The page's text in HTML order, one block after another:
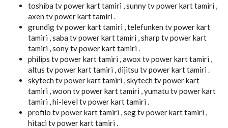
toshiba tv power kart tamiri , sunny tv power kart tamiri ,
axen tv power kart tamiri .
grundig tv power kart tamiri , telefunken tv power kart
tamiri , saba tv power kart tamiri , sharp tv power kart
tamiri , sony tv power kart tamiri .
philips tv power kart tamiri , awox tv power kart tamiri ,
altus tv power kart tamiri , dijitsu tv power kart tamiri .
skytech tv power kart tamiri , skytech tv power kart
tamiri , woon tv power kart tamiri , yumatu tv power kart
tamiri , hi-level tv power kart tamiri .
profilo tv power kart tamiri , seg tv power kart tamiri ,
hitaci tv power kart tamiri .